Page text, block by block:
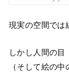
現実の空間では
しかし人間の目
（そして絵の中